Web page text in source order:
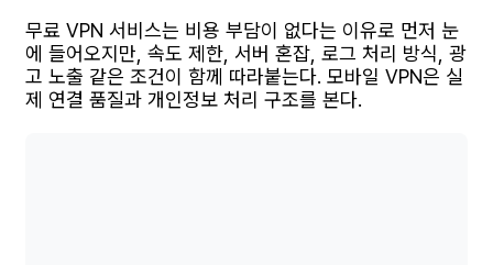
무료 VPN 서비스는 비용 부담이 없다는 이유로 먼저 눈
에 들어오지만, 속도 제한, 서버 혼잡, 로그 처리 방식, 광
고 노출 같은 조건이 함께 따라붙는다. 모바일 VPN은 실
제 연결 품질과 개인정보 처리 구조를 본다.